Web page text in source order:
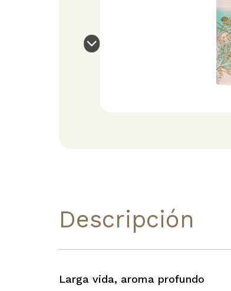
Descripción
Larga vida, aroma profundo